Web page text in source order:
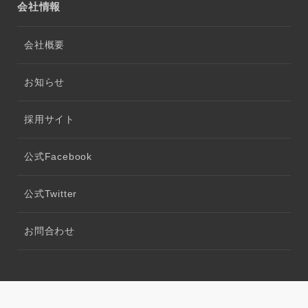
会社情報
会社概要
お知らせ
採用サイト
公式Facebook
公式Twitter
お問合わせ